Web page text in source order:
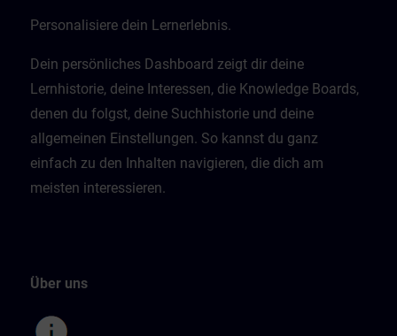
Personalisiere dein Lernerlebnis.
Dein persönliches Dashboard zeigt dir deine
Lernhistorie, deine Interessen, die Knowledge Boards,
denen du folgst, deine Suchhistorie und deine
allgemeinen Einstellungen. So kannst du ganz
einfach zu den Inhalten navigieren, die dich am
meisten interessieren.
Über uns